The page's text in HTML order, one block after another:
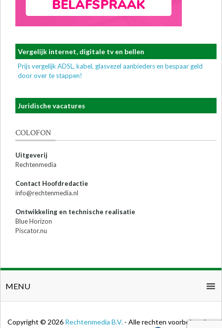
Vergelijk internet, digitale tv en bellen
Prijs vergelijk ADSL, kabel, glasvezel aanbieders en bespaar geld
door over te stappen!
Juridische vacatures
COLOFON
Uitgeverij
Rechtenmedia
Contact Hoofdredactie
info@rechtenmedia.nl
Ontwikkeling en technische realisatie
Blue Horizon
Piscator.nu
MENU
Copyright © 2026 Rechtenmedia B.V. - Alle rechten voorbehouden.